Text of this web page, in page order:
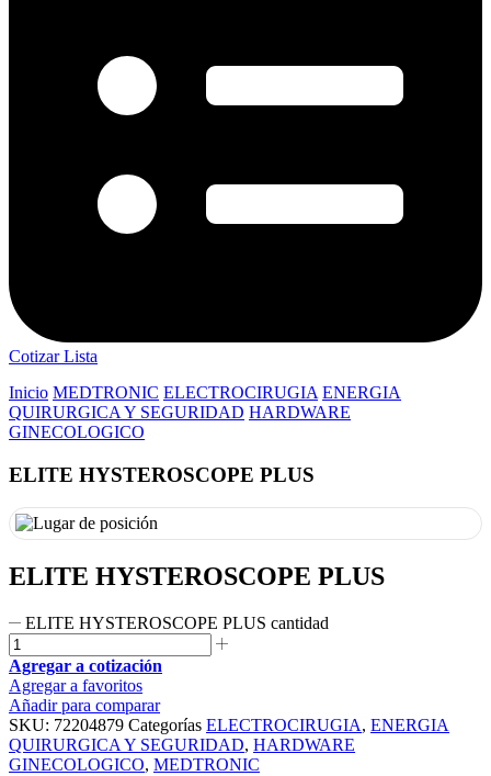
Cotizar Lista
Inicio MEDTRONIC ELECTROCIRUGIA ENERGIA
QUIRURGICA Y SEGURIDAD HARDWARE
GINECOLOGICO
ELITE HYSTEROSCOPE PLUS
ELITE HYSTEROSCOPE PLUS
ELITE HYSTEROSCOPE PLUS cantidad
Agregar a cotización
Agregar a favoritos
Añadir para comparar
SKU: 72204879 Categorías ELECTROCIRUGIA, ENERGIA
QUIRURGICA Y SEGURIDAD, HARDWARE
GINECOLOGICO, MEDTRONIC